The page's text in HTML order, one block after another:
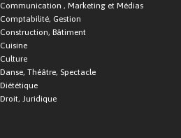
Communication , Marketing et Médias
Comptabilité, Gestion
Construction, Bâtiment
Cuisine
Culture
Danse, Théâtre, Spectacle
Diététique
Droit, Juridique